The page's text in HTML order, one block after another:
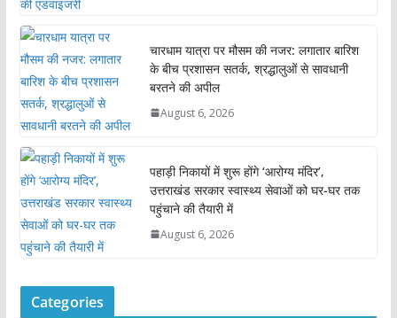
चारधाम यात्रा पर मौसम की नजर: लगातार बारिश
के बीच प्रशासन सतर्क, श्रद्धालुओं से सावधानी
बरतने की अपील
August 6, 2026
पहाड़ी निकायों में शुरू होंगे ‘आरोग्य मंदिर’,
उत्तराखंड सरकार स्वास्थ्य सेवाओं को घर-घर तक
पहुंचाने की तैयारी में
August 6, 2026
Categories